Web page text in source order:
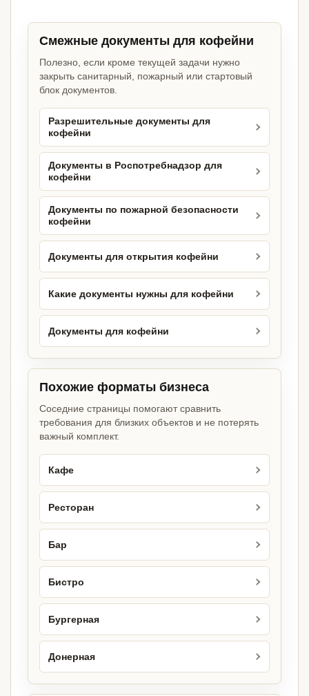
Смежные документы для кофейни
Полезно, если кроме текущей задачи нужно
закрыть санитарный, пожарный или стартовый
блок документов.
Разрешительные документы для
кофейни
Документы в Роспотребнадзор для
кофейни
Документы по пожарной безопасности
кофейни
Документы для открытия кофейни
Какие документы нужны для кофейни
Документы для кофейни
Похожие форматы бизнеса
Соседние страницы помогают сравнить
требования для близких объектов и не потерять
важный комплект.
Кафе
Ресторан
Бар
Бистро
Бургерная
Донерная